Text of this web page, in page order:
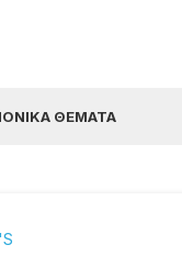
ΘΈΜΑΤΑ